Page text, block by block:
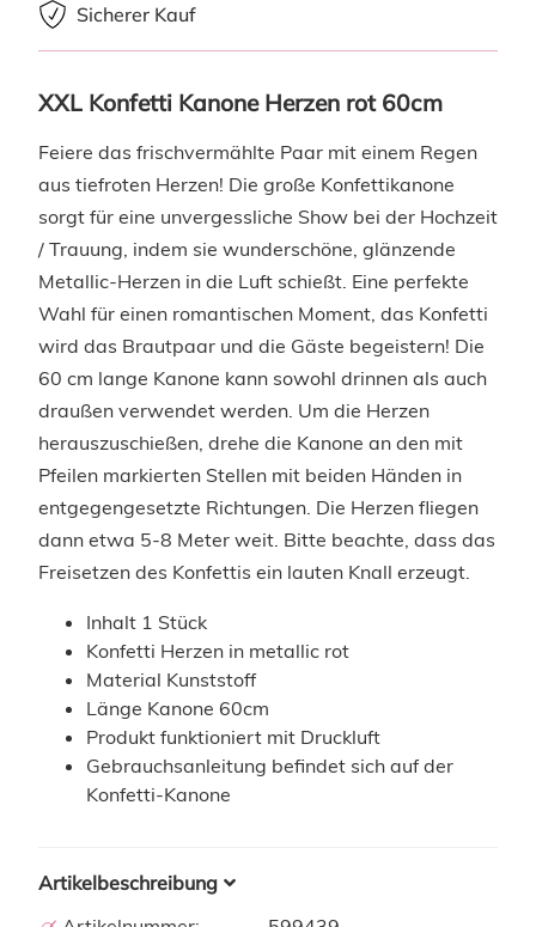
Sicherer Kauf
XXL Konfetti Kanone Herzen rot 60cm
Feiere das frischvermählte Paar mit einem Regen
aus tiefroten Herzen! Die große Konfettikanone
sorgt für eine unvergessliche Show bei der Hochzeit
/ Trauung, indem sie wunderschöne, glänzende
Metallic-Herzen in die Luft schießt. Eine perfekte
Wahl für einen romantischen Moment, das Konfetti
wird das Brautpaar und die Gäste begeistern! Die
60 cm lange Kanone kann sowohl drinnen als auch
draußen verwendet werden. Um die Herzen
herauszuschießen, drehe die Kanone an den mit
Pfeilen markierten Stellen mit beiden Händen in
entgegengesetzte Richtungen. Die Herzen fliegen
dann etwa 5-8 Meter weit. Bitte beachte, dass das
Freisetzen des Konfettis ein lauten Knall erzeugt.
Inhalt 1 Stück
Konfetti Herzen in metallic rot
Material Kunststoff
Länge Kanone 60cm
Produkt funktioniert mit Druckluft
Gebrauchsanleitung befindet sich auf der
Konfetti-Kanone
Artikelbeschreibung